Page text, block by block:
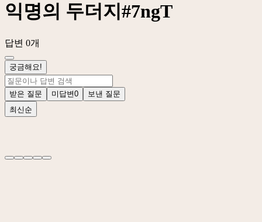
익명의 두더지#7ngT
답변 0개
궁금해요!
받은 질문 미답변0
보낸 질문
최신순